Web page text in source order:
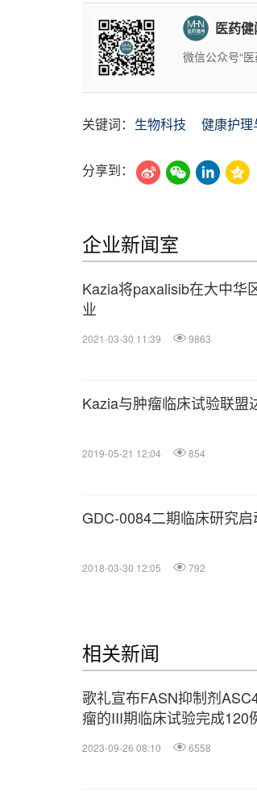
医药
微信公众号“
关键词： 生物科技 健康护理
分享到：
企业新闻室
Kazia将paxalisib在大中华
业
2021-03-30 11:39 9863
Kazia与肿瘤临床试验联盟
2019-05-21 12:04 854
GDC-0084二期临床研究启
2018-03-30 12:05 792
相关新闻
歌礼宣布FASN抑制剂
瘤的III期临床试验完成120
2023-09-26 08:10 6558